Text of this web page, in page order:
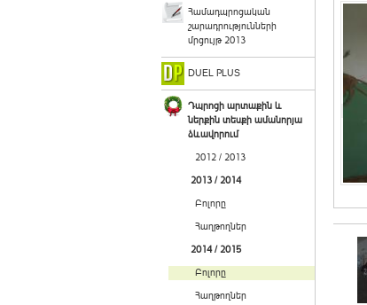
Համադպրոցական
շարադրությունների
մրցույթ 2013
DUEL PLUS
Դպրոցի արտաքին և
ներքին տեսքի ամանորյա
ձևավորում
2012 / 2013
2013 / 2014
Բոլորը
Հաղթողներ
2014 / 2015
Բոլորը
Հաղթողներ